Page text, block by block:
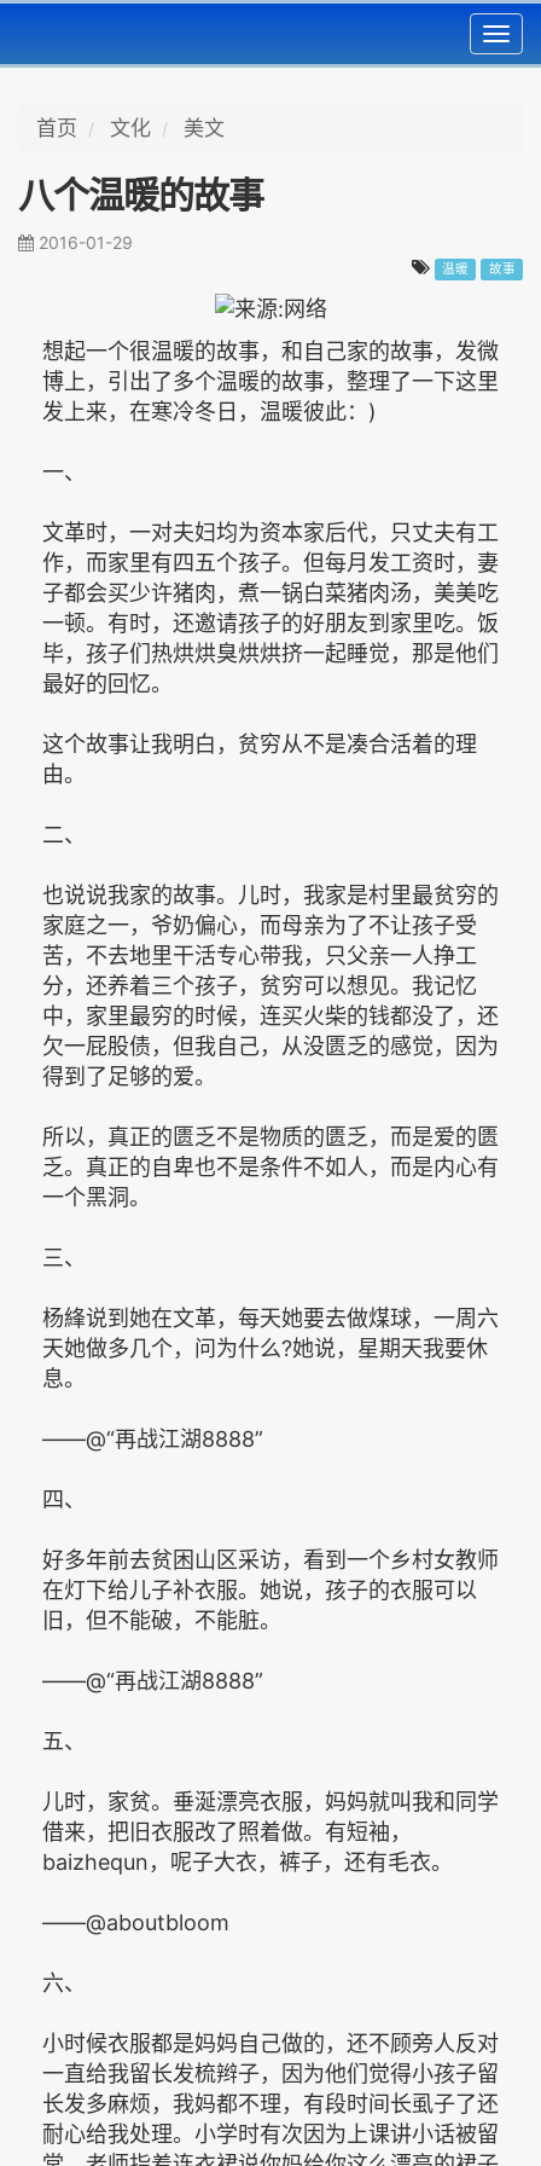
首页 文化 美文
八个温暖的故事
2016-01-29
温暖 故事
想起一个很温暖的故事，和自己家的故事，发微
博上，引出了多个温暖的故事，整理了一下这里
发上来，在寒冷冬日，温暖彼此：)
一、
文革时，一对夫妇均为资本家后代，只丈夫有工
作，而家里有四五个孩子。但每月发工资时，妻
子都会买少许猪肉，煮一锅白菜猪肉汤，美美吃
一顿。有时，还邀请孩子的好朋友到家里吃。饭
毕，孩子们热烘烘臭烘烘挤一起睡觉，那是他们
最好的回忆。
这个故事让我明白，贫穷从不是凑合活着的理
由。
二、
也说说我家的故事。儿时，我家是村里最贫穷的
家庭之一，爷奶偏心，而母亲为了不让孩子受
苦，不去地里干活专心带我，只父亲一人挣工
分，还养着三个孩子，贫穷可以想见。我记忆
中，家里最穷的时候，连买火柴的钱都没了，还
欠一屁股债，但我自己，从没匮乏的感觉，因为
得到了足够的爱。
所以，真正的匮乏不是物质的匮乏，而是爱的匮
乏。真正的自卑也不是条件不如人，而是内心有
一个黑洞。
三、
杨綘说到她在文革，每天她要去做煤球，一周六
天她做多几个，问为什么?她说，星期天我要休
息。
——@“再战江湖8888”
四、
好多年前去贫困山区采访，看到一个乡村女教师
在灯下给儿子补衣服。她说，孩子的衣服可以
旧，但不能破，不能脏。
——@“再战江湖8888”
五、
儿时，家贫。垂涎漂亮衣服，妈妈就叫我和同学
借来，把旧衣服改了照着做。有短袖，
baizhequn，呢子大衣，裤子，还有毛衣。
——@aboutbloom
六、
小时候衣服都是妈妈自己做的，还不顾旁人反对
一直给我留长发梳辫子，因为他们觉得小孩子留
长发多麻烦，我妈都不理，有段时间长虱子了还
耐心给我处理。小学时有次因为上课讲小话被留